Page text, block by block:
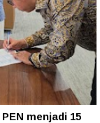
menjadi 15